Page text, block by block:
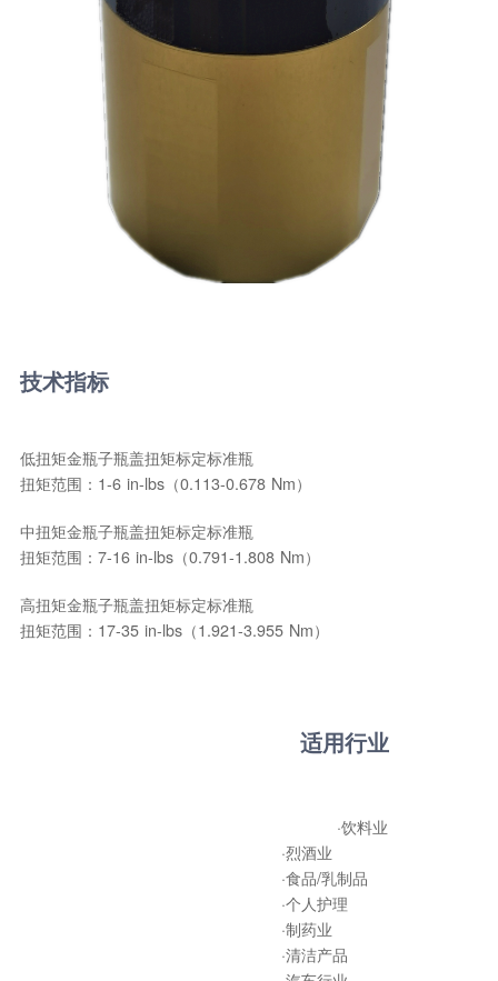
技术指标
低扭矩金瓶子瓶盖扭矩标定标准瓶
扭矩范围：1-6 in-lbs（0.113-0.678 Nm）
中扭矩金瓶子瓶盖扭矩标定标准瓶
扭矩范围：7-16 in-lbs（0.791-1.808 Nm）
高扭矩金瓶子瓶盖扭矩标定标准瓶
扭矩范围：17-35 in-lbs（1.921-3.955 Nm）
适用行业
·饮料业
·烈酒业
·食品/乳制品
·个人护理
·制药业
·清洁产品